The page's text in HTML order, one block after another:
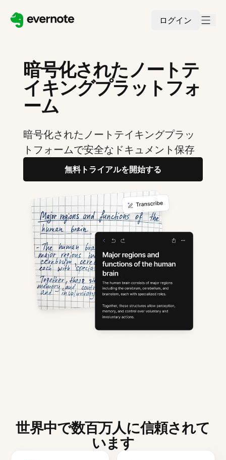
ログイン
暗号化されたノートテ
イキングプラットフォ
ーム
暗号化されたノートテイキングプラッ
トフォームで安全なドキュメント保存
無料トライアルを開始する
世界中で数百万人に信頼されて
います